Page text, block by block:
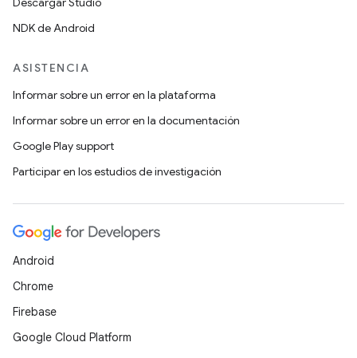
NDK de Android
ASISTENCIA
Informar sobre un error en la plataforma
Informar sobre un error en la documentación
Google Play support
Participar en los estudios de investigación
Android
Chrome
Firebase
Google Cloud Platform